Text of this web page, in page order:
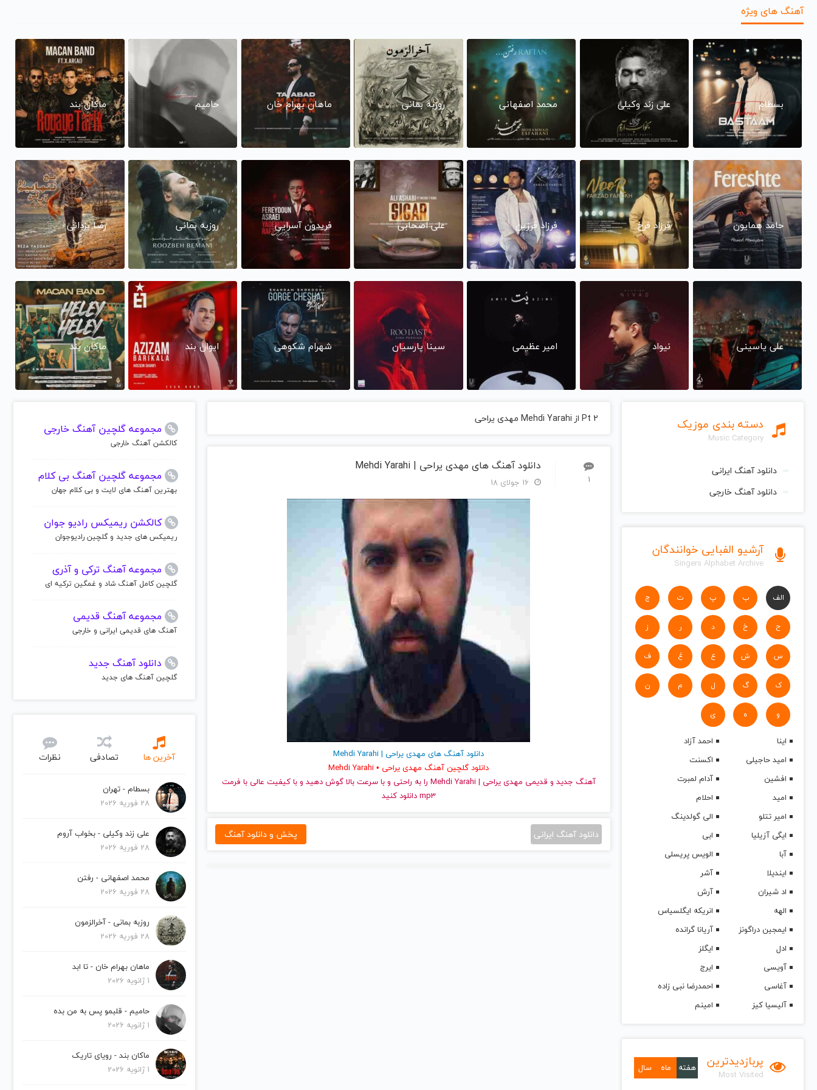
آهنگ های ویژه
بسطام علی زند وکیلی محمد اصفهانی روزبه بمانی ماهان بهرام خان حامیم ماکان بند
حامد همایون فرزاد فرخ فرزاد فرزین علی اصحابی فریدون آسرایی روزبه بمانی رضا یزدانی
علی یاسینی نیواد امیر عظیمی سینا پارسیان شهرام شکوهی ایوان بند ماکان بند
دسته بندی موزیک
Music Category
دانلود آهنگ ایرانی
دانلود آهنگ خارجی
آرشیو الفبایی خوانندگان
Singers Alphabet Archive
الف ب پ ت ج
ح خ د ر ز
س ش ع غ ف
ک گ ل م ن
و ه ی
اینا
احمد آزاد
امید حاجیلی
اکسنت
افشین
آدام لمبرت
امید
احلام
امیر تتلو
الی گولدینگ
ایگی آزیلیا
ابی
آبا
الویس پریسلی
ایندیلا
آشر
اد شیران
آرش
الهه
انریکه ایگلسیاس
ایمجین دراگونز
آریانا گرانده
ادل
ایگلز
آویسی
ایرج
آغاسی
احمدرضا نبی زاده
آلیسیا کیز
امینم
پربازدیدترین
Most Visited
هفته ماه سال
Pt 2 از Mehdi Yarahi مهدی یراحی
1
دانلود آهنگ های مهدی یراحی | Mehdi Yarahi
دانلود آهنگ های مهدی یراحی | Mehdi Yarahi
دانلود گلچین آهنگ مهدی یراحی • Mehdi Yarahi
آهنگ جدید
و قدیمی مهدی یراحی | Mehdi Yarahi را به راحتی و با سرعت بالا گوش دهید و با کیفیت عالی با فرمت
mp3 دانلود کنید
دانلود آهنگ ایرانی پخش و دانلود آهنگ
مجموعه گلچین آهنگ خارجی
کالکشن آهنگ خارجی
مجموعه گلچین آهنگ بی کلام
بهترین آهنگ های لایت و بی کلام جهان
کالکشن ریمیکس رادیو جوان
ریمیکس های جدید و گلچین رادیوجوان
مجموعه آهنگ ترکی و آذری
گلچین کامل آهنگ شاد و غمگین ترکیه ای
مجموعه آهنگ قدیمی
آهنگ های قدیمی ایرانی و خارجی
دانلود آهنگ جدید
گلچین آهنگ های جدید
آخرین ها تصادفی نظرات
بسطام - تهران
28 فوریه 2026
علی زند وکیلی - بخواب آروم
28 فوریه 2026
محمد اصفهانی - رفتن
28 فوریه 2026
روزبه بمانی - آخرالزمون
28 فوریه 2026
ماهان بهرام خان - تا ابد
1 ژانویه 2026
حامیم - قلبمو پس به من بده
1 ژانویه 2026
ماکان بند - رویای تاریک
1 ژانویه 2026